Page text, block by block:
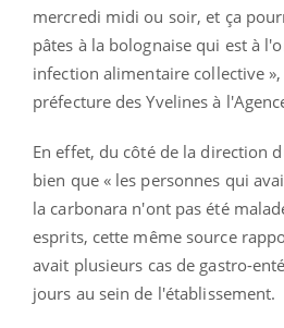
mercredi midi ou soir, et ça
pâtes à la bolognaise qui est à
infection alimentaire collective
préfecture des Yvelines à
En effet, du côté de la direction
bien que « les personnes qui
la carbonara n'ont pas été
esprits, cette même source
avait plusieurs cas de gastro-
jours au sein de l'établissement.